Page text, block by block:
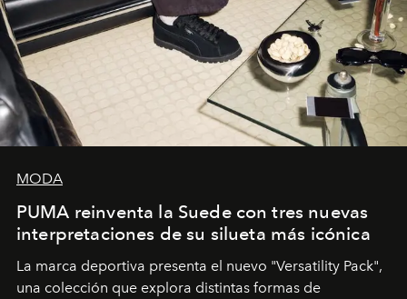
MODA
PUMA reinventa la Suede con tres nuevas
interpretaciones de su silueta más icónica
La marca deportiva presenta el nuevo "Versatility Pack",
una colección que explora distintas formas de